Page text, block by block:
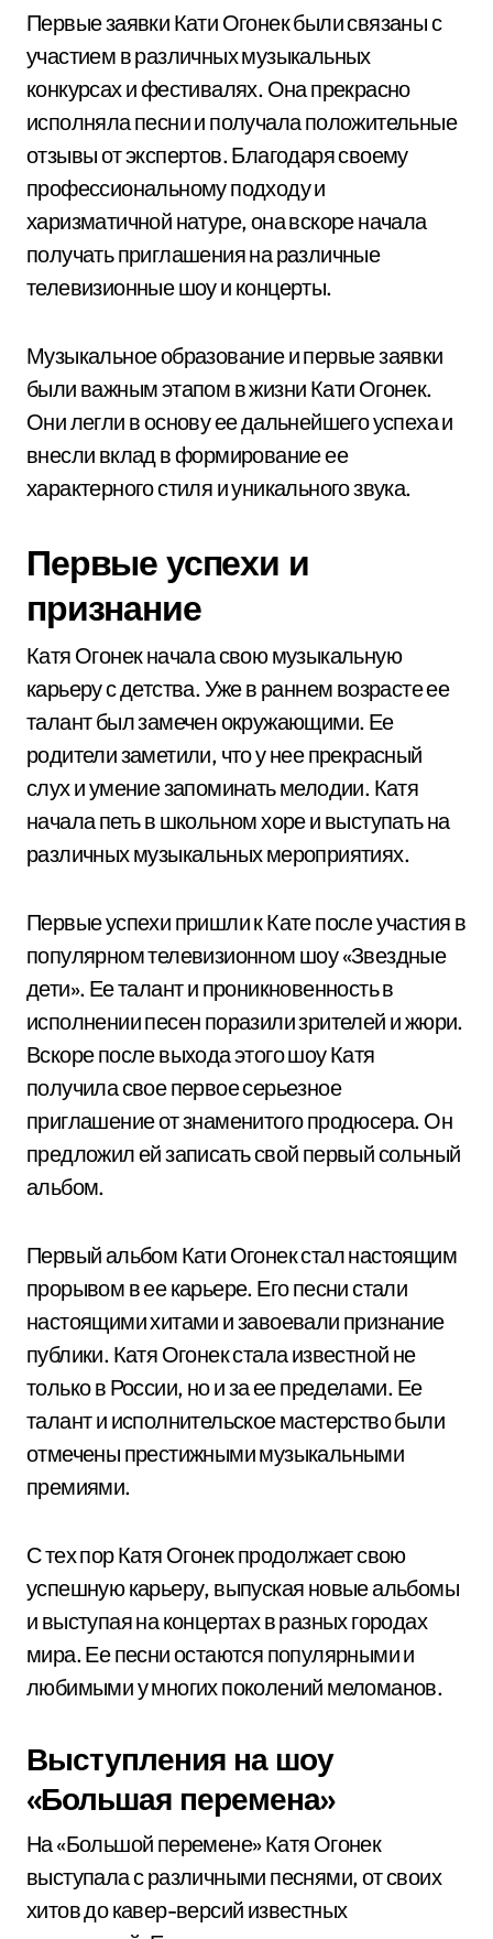
Первые заявки Кати Огонек были связаны с
участием в различных музыкальных
конкурсах и фестивалях. Она прекрасно
исполняла песни и получала положительные
отзывы от экспертов. Благодаря своему
профессиональному подходу и
харизматичной натуре, она вскоре начала
получать приглашения на различные
телевизионные шоу и концерты.
Музыкальное образование и первые заявки
были важным этапом в жизни Кати Огонек.
Они легли в основу ее дальнейшего успеха и
внесли вклад в формирование ее
характерного стиля и уникального звука.
Первые успехи и
признание
Катя Огонек начала свою музыкальную
карьеру с детства. Уже в раннем возрасте ее
талант был замечен окружающими. Ее
родители заметили, что у нее прекрасный
слух и умение запоминать мелодии. Катя
начала петь в школьном хоре и выступать на
различных музыкальных мероприятиях.
Первые успехи пришли к Кате после участия в
популярном телевизионном шоу «Звездные
дети». Ее талант и проникновенность в
исполнении песен поразили зрителей и жюри.
Вскоре после выхода этого шоу Катя
получила свое первое серьезное
приглашение от знаменитого продюсера. Он
предложил ей записать свой первый сольный
альбом.
Первый альбом Кати Огонек стал настоящим
прорывом в ее карьере. Его песни стали
настоящими хитами и завоевали признание
публики. Катя Огонек стала известной не
только в России, но и за ее пределами. Ее
талант и исполнительское мастерство были
отмечены престижными музыкальными
премиями.
С тех пор Катя Огонек продолжает свою
успешную карьеру, выпуская новые альбомы
и выступая на концертах в разных городах
мира. Ее песни остаются популярными и
любимыми у многих поколений меломанов.
Выступления на шоу
«Большая перемена»
На «Большой перемене» Катя Огонек
выступала с различными песнями, от своих
хитов до кавер-версий известных